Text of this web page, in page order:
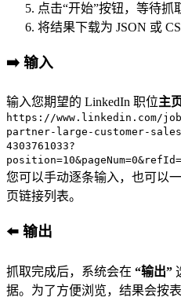
点击“开始”按钮，等待抓
将结果下载为 JSON 或
➡️ 输入
输入您期望的 LinkedIn 职位主
https://www.linkedin.com/
partner-large-customer-
4303761033?
您可以手动逐条输入，也可以
页链接列表。
⬅️ 输出
抓取完成后，系统会在 “输出”
据。为了方便浏览，结果会按